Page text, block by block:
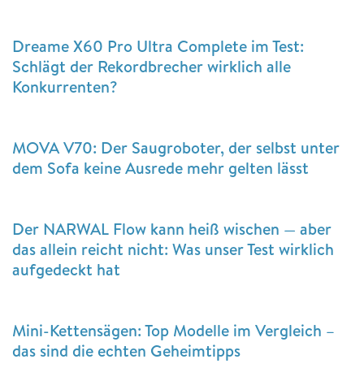
Dreame X60 Pro Ultra Complete im Test:
Schlägt der Rekordbrecher wirklich alle
Konkurrenten?
MOVA V70: Der Saugroboter, der selbst unter
dem Sofa keine Ausrede mehr gelten lässt
Der NARWAL Flow kann heiß wischen — aber
das allein reicht nicht: Was unser Test wirklich
aufgedeckt hat
Mini-Kettensägen: Top Modelle im Vergleich –
das sind die echten Geheimtipps